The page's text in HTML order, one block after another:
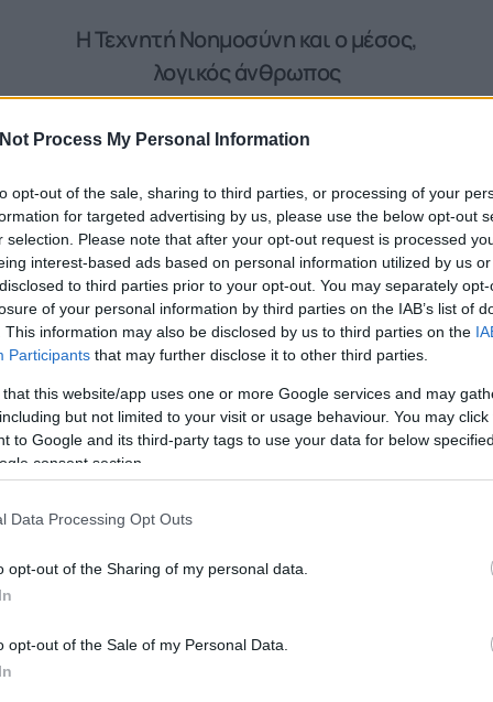
Process My Personal Information
opt-out of the sale, sharing to third parties, or processing of your
for targeted advertising by us, please use the below opt-out
selection. Please note that after your opt-out request is processed
interest-based ads based on personal information utilized by us
to third parties prior to your opt-out. You may separately
of your personal information by third parties on the IAB’s list of
This information may also be disclosed by us to third parties on the
Participants that may further disclose it to other third parties.
that this website/app uses one or more Google services and may
but not limited to your visit or usage behaviour. You may
to Google and its third-party tags to use your data for below
consent section.
Data Processing Opt Outs
opt-out of the Sharing of my personal data.
opt-out of the Sale of my Personal Data.
Η Τεχνητή Νοημοσύνη και ο μέσος,
λογικός άνθρωπος
22/01/2024 4 ΛΕΠΤΆ ΑΝΆΓΝΩΣΗ
Η Τεχνητή Νοημοσύνη θα πρέπει να ξεφύγει από μια
προδιαγεγραμμένη συμπεριφορά, και να προσπαθήσει
να συμβαδίσει με το απρόβλεπτο της ανθρώπινης
φύσης. Το αυτοκίνητό μου έχει σύστημα start-stop,
αυτό δηλαδή…